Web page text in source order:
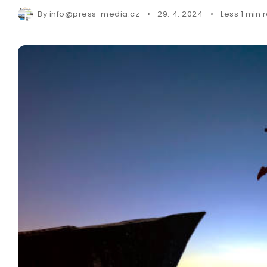
By info@press-media.cz 29. 4. 2024 Less 1 min